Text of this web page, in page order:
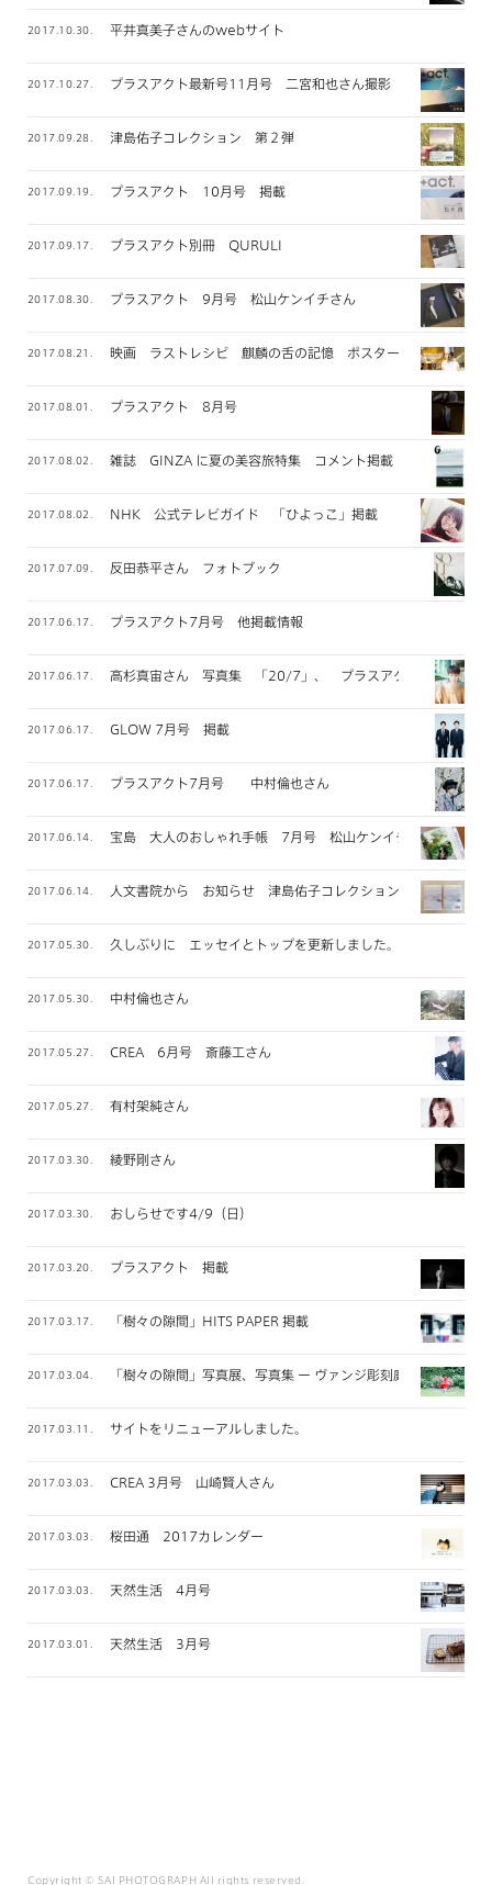
2017.10.30. 平井真美子さんのwebサイト
2017.10.27. プラスアクト最新号11月号 二宮和也さん撮影
2017.09.28. 津島佑子コレクション 第２弾
2017.09.19. プラスアクト 10月号 掲載
2017.09.17. プラスアクト別冊 QURULI
2017.08.30. プラスアクト 9月号 松山ケンイチさん
2017.08.21. 映画 ラストレシピ 麒麟の舌の記憶 ポスタービジュアル
2017.08.01. プラスアクト 8月号
2017.08.02. 雑誌 GINZA に夏の美容旅特集 コメント掲載
2017.08.02. NHK 公式テレビガイド 「ひよっこ」掲載
2017.07.09. 反田恭平さん フォトブック
2017.06.17. プラスアクト7月号 他掲載情報
2017.06.17. 高杉真宙さん 写真集 「20/7」、 プラスアクト掲載
2017.06.17. GLOW 7月号 掲載
2017.06.17. プラスアクト7月号 中村倫也さん
2017.06.14. 宝島 大人のおしゃれ手帳 7月号 松山ケンイチさん
2017.06.14. 人文書院から お知らせ 津島佑子コレクション
2017.05.30. 久しぶりに エッセイとトップを更新しました。
2017.05.30. 中村倫也さん
2017.05.27. CREA 6月号 斎藤工さん
2017.05.27. 有村架純さん
2017.03.30. 綾野剛さん
2017.03.30. おしらせです4/9（日）
2017.03.20. プラスアクト 掲載
2017.03.17. 「樹々の隙間」HITS PAPER 掲載
2017.03.04. 「樹々の隙間」写真展、写真集 ー ヴァンジ彫刻庭園美術館15
2017.03.11. サイトをリニューアルしました。
2017.03.03. CREA 3月号 山崎賢人さん
2017.03.03. 桜田通 2017カレンダー
2017.03.03. 天然生活 4月号
2017.03.01. 天然生活 3月号
Copyright © SAI PHOTOGRAPH All rights reserved.